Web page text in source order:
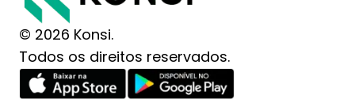
© 2026 Konsi.
Todos os direitos reservados.